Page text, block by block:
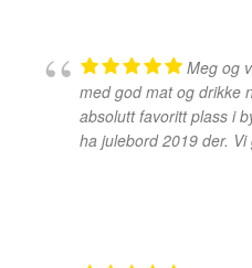
Meg og
med god mat og drikke
absolutt favoritt plass i
ha julebord 2019 der.